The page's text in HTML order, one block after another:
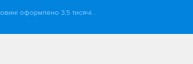
оформлено 3,5 тисячі…